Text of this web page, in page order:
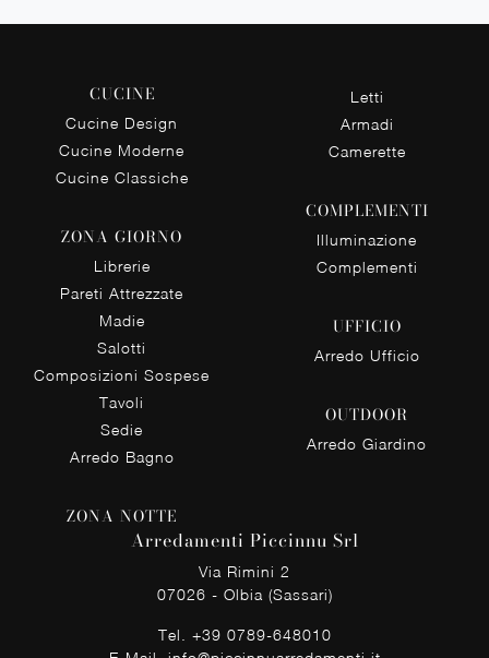
CUCINE
Cucine Design
Cucine Moderne
Cucine Classiche
ZONA GIORNO
Librerie
Pareti Attrezzate
Madie
Salotti
Composizioni Sospese
Tavoli
Sedie
Arredo Bagno
ZONA NOTTE
Letti
Armadi
Camerette
COMPLEMENTI
Illuminazione
Complementi
UFFICIO
Arredo Ufficio
OUTDOOR
Arredo Giardino
Arredamenti Piccinnu Srl
Via Rimini 2
07026 - Olbia (Sassari)
Tel. +39 0789-648010